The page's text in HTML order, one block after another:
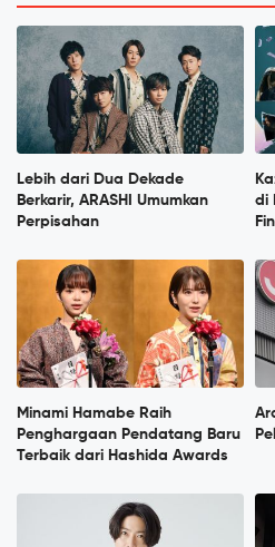
Lebih dari Dua Dekade
Berkarir, ARASHI Umumkan
Perpisahan
di
Minami Hamabe Raih
Penghargaan Pendatang Baru
Terbaik dari Hashida Awards